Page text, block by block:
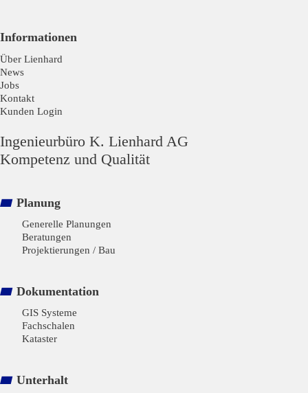
Informationen
Über Lienhard
News
Jobs
Kontakt
Kunden Login
Ingenieurbüro K. Lienhard AG
Kompetenz und Qualität
Planung
Generelle Planungen
Beratungen
Projektierungen / Bau
Dokumentation
GIS Systeme
Fachschalen
Kataster
Unterhalt